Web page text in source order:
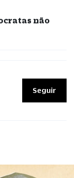
não
Seguir